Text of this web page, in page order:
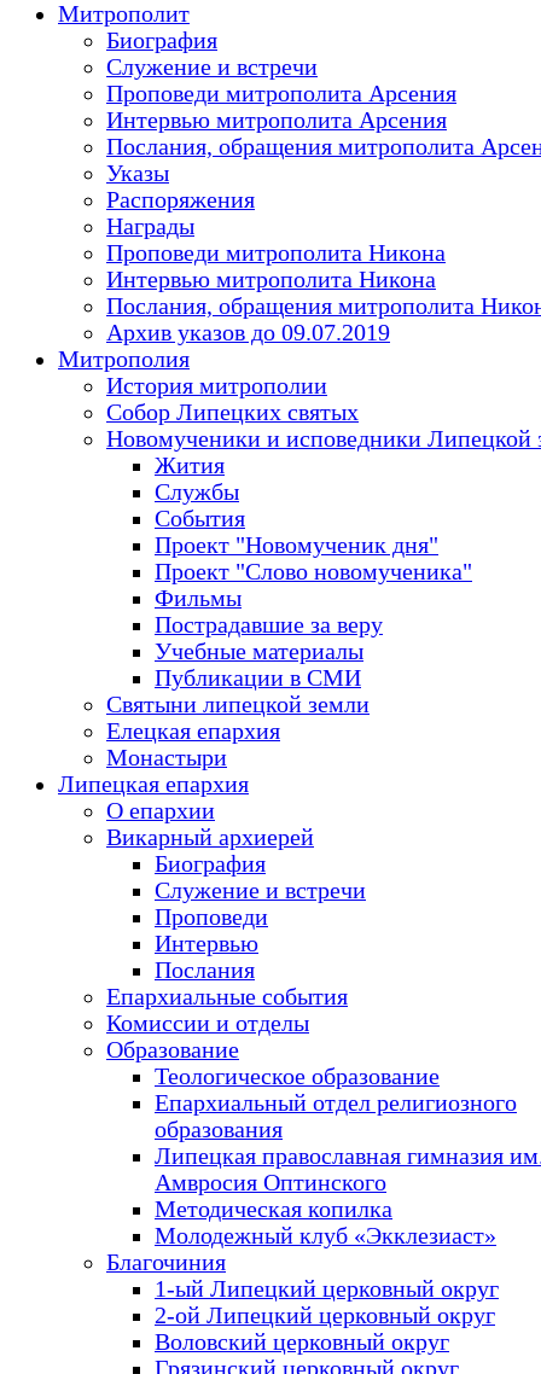
Митрополит
Биография
Служение и встречи
Проповеди митрополита Арсения
Интервью митрополита Арсения
Послания, обращения митрополита
Указы
Распоряжения
Награды
Проповеди митрополита Никона
Интервью митрополита Никона
Послания, обращения митрополита
Архив указов до 09.07.2019
Митрополия
История митрополии
Собор Липецких святых
Новомученики и исповедники Липецкой
Жития
Службы
События
Проект "Новомученик дня"
Проект "Слово новомученика"
Фильмы
Пострадавшие за веру
Учебные материалы
Публикации в СМИ
Святыни липецкой земли
Елецкая епархия
Монастыри
Липецкая епархия
О епархии
Викарный архиерей
Биография
Служение и встречи
Проповеди
Интервью
Послания
Епархиальные события
Комиссии и отделы
Образование
Теологическое образование
Епархиальный отдел религиозного
образования
Липецкая православная гимназия
Амвросия Оптинского
Методическая копилка
Молодежный клуб «Экклезиаст»
Благочиния
1-ый Липецкий церковный округ
2-ой Липецкий церковный округ
Воловский церковный округ
Грязинский церковный округ